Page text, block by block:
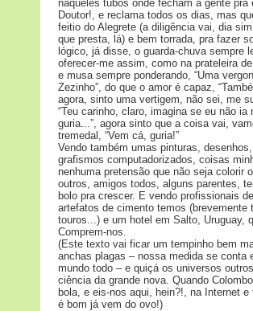
naqueles tubos onde fecham a gente
Doutor!, e reclama todos os dias, mas
feitio do Alegrete (a diligência vai, dia
que presta, lá) e bem torrada, pra fazer
lógico, já disse, o guarda-chuva sempre
oferecer-me assim, como na prateleira
e musa sempre ponderando, “Uma
Zezinho”, do que o amor é capaz,
agora, sinto uma vertigem, não sei, me
“Teu carinho, claro, imagina se eu não
guria...”, agora sinto que a coisa vai,
tremedal, “Vem cá, guria!”
Vendo também umas pinturas,
grafismos computadorizados, coisas
nenhuma pretensão que não seja colorir
outros, amigos todos, alguns parentes,
bolo pra crescer. E vendo profissionais
artefatos de cimento temos (brevemente
touros...) e um hotel em Salto, Uruguay,
Comprem-nos.
(Este texto vai ficar um tempinho bem
anchas plagas – nossa medida se conta
mundo todo – e quiçá os universos
ciência da grande nova. Quando
bola, e eis-nos aqui, hein?!, na Internet
é bom já vem do ovo!)